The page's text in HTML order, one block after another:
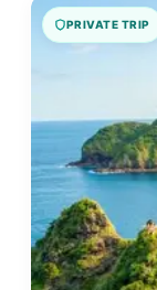
PRIVATE TRIP